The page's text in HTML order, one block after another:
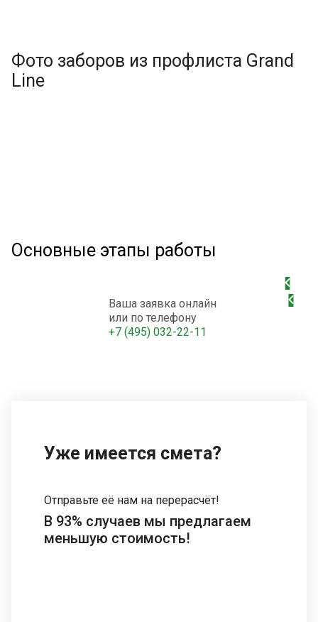
Фото заборов из профлиста Grand
Line
Основные этапы работы
Ваша заявка онлайн
или по телефону
+7 (495) 032-22-11
Уже имеется смета?
Отправьте её нам на перерасчёт!
В 93% случаев мы предлагаем
меньшую стоимость!